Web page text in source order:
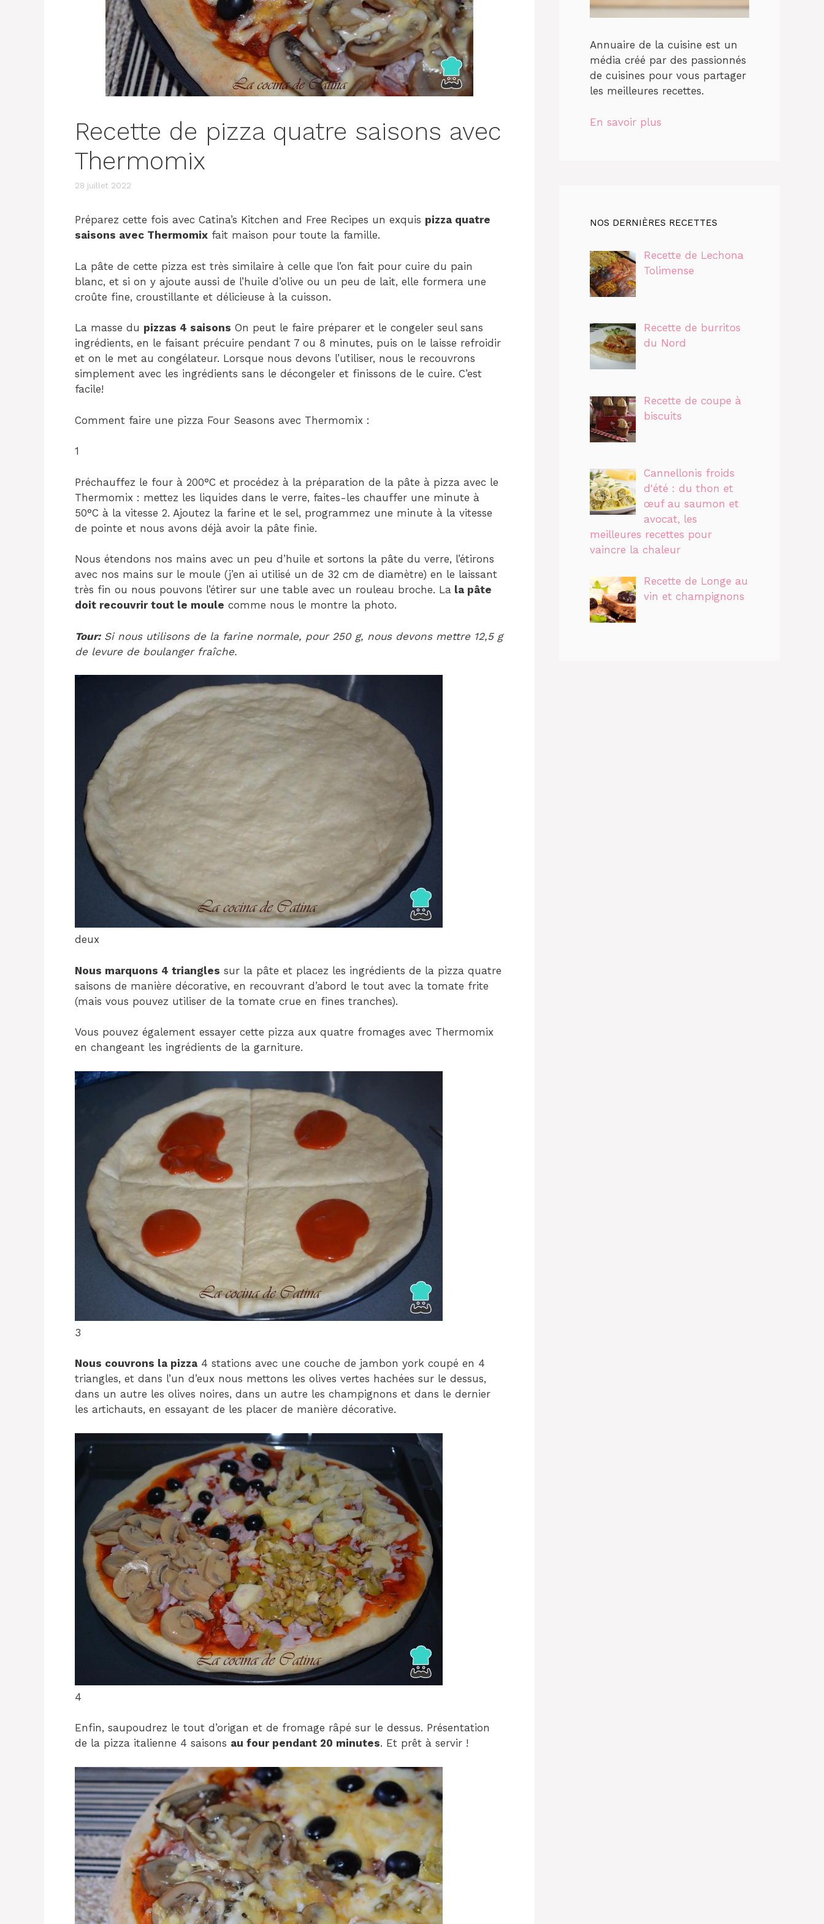
Recette de pizza quatre saisons avec
Thermomix
28 juillet 2022
Préparez cette fois avec Catina’s Kitchen and Free Recipes un exquis pizza quatre
saisons avec Thermomix fait maison pour toute la famille.
La pâte de cette pizza est très similaire à celle que l’on fait pour cuire du pain
blanc, et si on y ajoute aussi de l’huile d’olive ou un peu de lait, elle formera une
croûte fine, croustillante et délicieuse à la cuisson.
La masse du pizzas 4 saisons On peut le faire préparer et le congeler seul sans
ingrédients, en le faisant précuire pendant 7 ou 8 minutes, puis on le laisse refroidir
et on le met au congélateur. Lorsque nous devons l’utiliser, nous le recouvrons
simplement avec les ingrédients sans le décongeler et finissons de le cuire. C’est
facile!
Comment faire une pizza Four Seasons avec Thermomix :
1
Préchauffez le four à 200°C et procédez à la préparation de la pâte à pizza avec le
Thermomix : mettez les liquides dans le verre, faites-les chauffer une minute à
50°C à la vitesse 2. Ajoutez la farine et le sel, programmez une minute à la vitesse
de pointe et nous avons déjà avoir la pâte finie.
Nous étendons nos mains avec un peu d’huile et sortons la pâte du verre, l’étirons
avec nos mains sur le moule (j’en ai utilisé un de 32 cm de diamètre) en le laissant
très fin ou nous pouvons l’étirer sur une table avec un rouleau broche. La la pâte
doit recouvrir tout le moule comme nous le montre la photo.
Tour:Si nous utilisons de la farine normale, pour 250 g, nous devons mettre 12,5 g
de levure de boulanger fraîche.
deux
Nous marquons 4 triangles sur la pâte et placez les ingrédients de la pizza quatre
saisons de manière décorative, en recouvrant d’abord le tout avec la tomate frite
(mais vous pouvez utiliser de la tomate crue en fines tranches).
Vous pouvez également essayer cette pizza aux quatre fromages avec Thermomix
en changeant les ingrédients de la garniture.
3
Nous couvrons la pizza 4 stations avec une couche de jambon york coupé en 4
triangles, et dans l’un d’eux nous mettons les olives vertes hachées sur le dessus,
dans un autre les olives noires, dans un autre les champignons et dans le dernier
les artichauts, en essayant de les placer de manière décorative.
4
Enfin, saupoudrez le tout d’origan et de fromage râpé sur le dessus. Présentation
de la pizza italienne 4 saisons au four pendant 20 minutes. Et prêt à servir !
Annuaire de la cuisine est un
média créé par des passionnés
de cuisines pour vous partager
les meilleures recettes.
En savoir plus
NOS DERNIÈRES RECETTES
Recette de Lechona
Tolimense
Recette de burritos
du Nord
Recette de coupe à
biscuits
Cannellonis froids
d'été : du thon et
œuf au saumon et
avocat, les
meilleures recettes pour
vaincre la chaleur
Recette de Longe au
vin et champignons